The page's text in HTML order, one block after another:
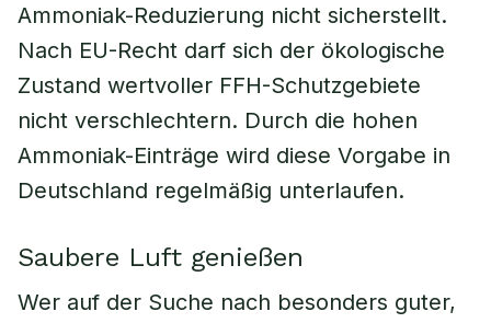
Ammoniak-Reduzierung nicht sicherstellt.
Nach EU-Recht darf sich der ökologische
Zustand wertvoller FFH-Schutzgebiete
nicht verschlechtern. Durch die hohen
Ammoniak-Einträge wird diese Vorgabe in
Deutschland regelmäßig unterlaufen.
Saubere Luft genießen
Wer auf der Suche nach besonders guter,